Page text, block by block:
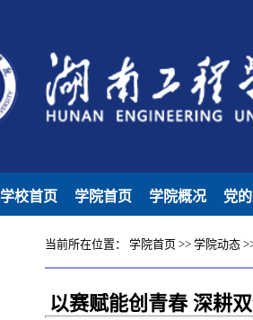
学校首页 学院首页 学院概况 党
当前所在位置： 学院首页>> 学院动态
以赛赋能创青春 深耕